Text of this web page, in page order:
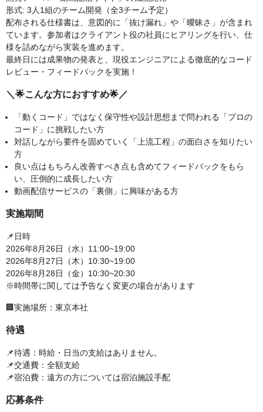
形式: 3人1組のチーム開発（全3チーム予定）
配布される仕様書は、意図的に「抜け漏れ」や「曖昧さ」が含まれ
ています。参加者はクライアント役の社員にヒアリングを行い、仕
様を詰めながら実装を進めます。
最終日には成果物の発表と、現役エンジニアによる徹底的なコード
レビュー・フィードバックを実施！
＼🌟こんな方におすすめ🌟／
「動くコード」ではなく保守性や設計思想まで問われる「プロの
コード」に挑戦したい方
対話しながら要件を固めていく「上流工程」の面白さを知りたい
方
良い点はもちろん改善すべき点も含めてフィードバックをもら
い、圧倒的に成長したい方
動画配信サービスの「裏側」に興味がある方
実施期間
📌日時
2026年8月26日（水）11:00~19:00
2026年8月27日（木）10:30~19:00
2026年8月28日（金）10:30~20:30
※時間帯に関しては予告なく変更の場合があります
🏢実施場所：東京本社
待遇
📌待遇：時給・日当の支給はありません。
📌交通費：全額支給
📌宿泊費：遠方の方については宿泊施設手配
応募条件